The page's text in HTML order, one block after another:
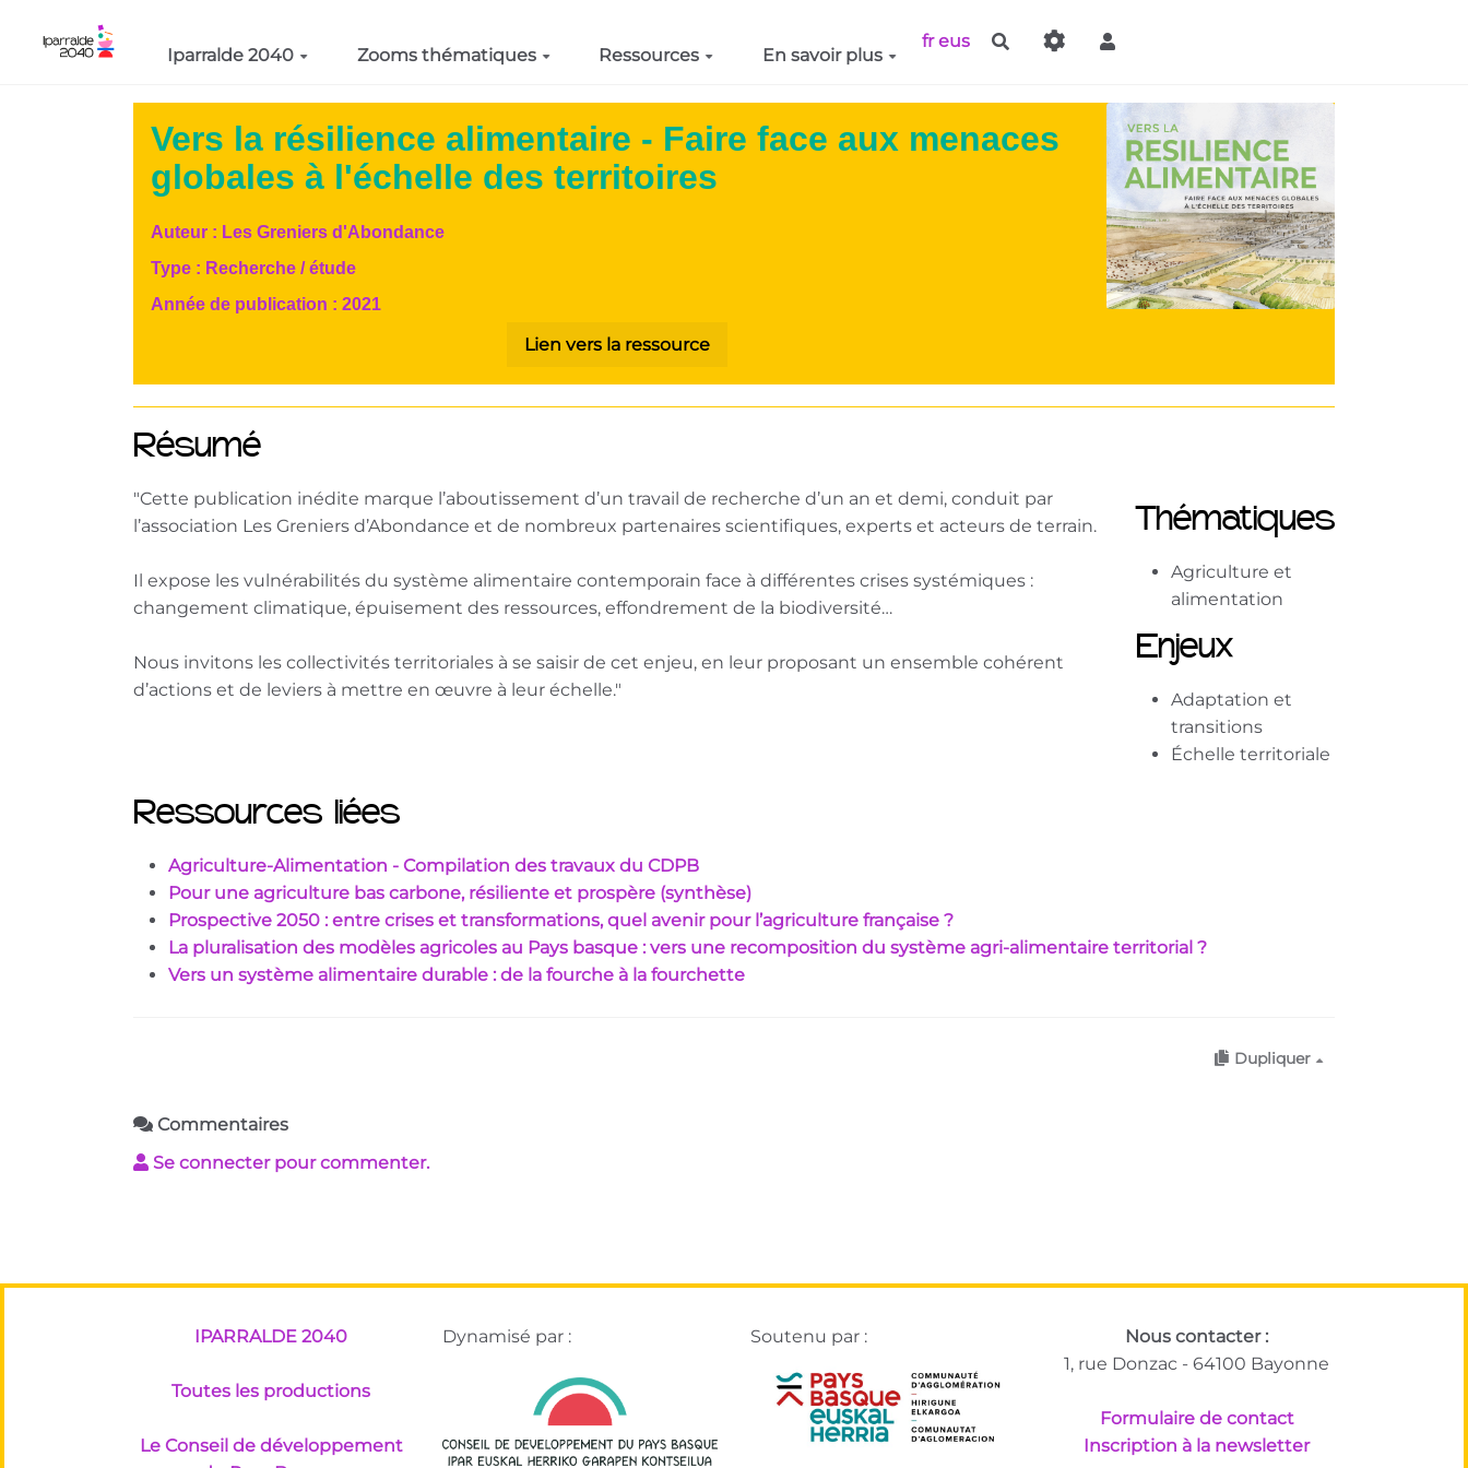
Aller au contenu principal
Iparralde 2040
Zooms thématiques Ressources En savoir plus
fr eus Rechercher
Vers la résilience alimentaire - Faire face aux menaces
globales à l'échelle des territoires
Auteur : Les Greniers d'Abondance
Type : Recherche / étude
Année de publication : 2021
Lien vers la ressource
Résumé
"Cette publication inédite marque l’aboutissement d’un travail de recherche d’un an et demi, conduit par
l’association Les Greniers d’Abondance et de nombreux partenaires scientifiques, experts et acteurs de terrain.
Il expose les vulnérabilités du système alimentaire contemporain face à différentes crises systémiques :
changement climatique, épuisement des ressources, effondrement de la biodiversité…
Nous invitons les collectivités territoriales à se saisir de cet enjeu, en leur proposant un ensemble cohérent
d’actions et de leviers à mettre en œuvre à leur échelle."
Thématiques
Agriculture et
alimentation
Enjeux
Adaptation et
transitions
Échelle territoriale
Ressources liées
Agriculture-Alimentation - Compilation des travaux du CDPB
Pour une agriculture bas carbone, résiliente et prospère (synthèse)
Prospective 2050 : entre crises et transformations, quel avenir pour l’agriculture française ?
La pluralisation des modèles agricoles au Pays basque : vers une recomposition du système agri-alimentaire territorial ?
Vers un système alimentaire durable : de la fourche à la fourchette
Dupliquer
Commentaires
Se connecter pour commenter.
IPARRALDE 2040
Toutes les productions
Le Conseil de développement
Dynamisé par : Soutenu par :
Nous contacter :
1, rue Donzac - 64100 Bayonne
Formulaire de contact
Inscription à la newsletter